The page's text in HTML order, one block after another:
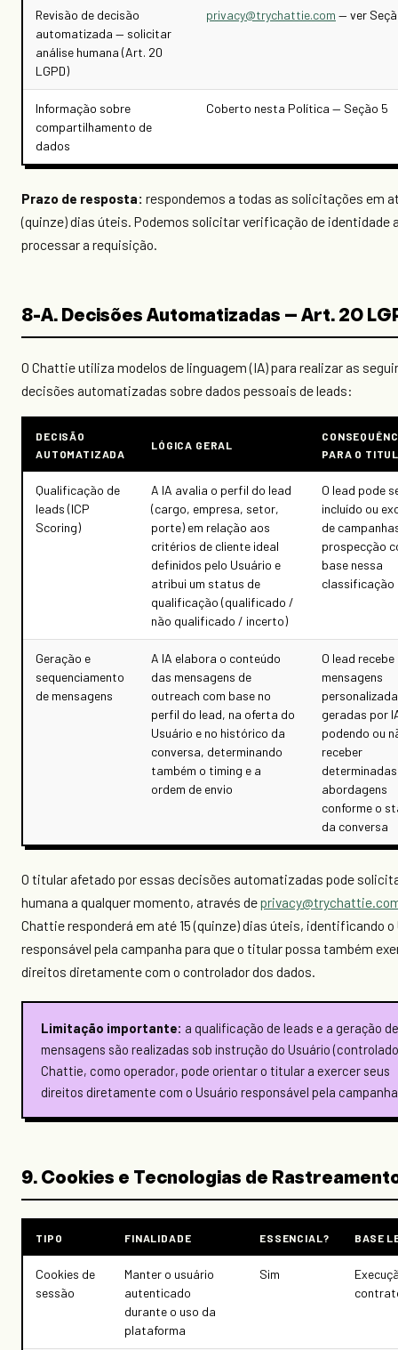
Revisão de decisão
automatizada — solicitar
análise humana (Art. 20
LGPD)
privacy@trychattie.com — ver
Informação sobre
compartilhamento de
dados
Coberto nesta Política — Seção 5
Prazo de resposta: respondemos a todas as solicitações em
(quinze) dias úteis. Podemos solicitar verificação de identidade
processar a requisição.
8-A. Decisões Automatizadas — Art. 20
O Chattie utiliza modelos de linguagem (IA) para realizar as
decisões automatizadas sobre dados pessoais de leads:
DECISÃO
AUTOMATIZADA
LÓGICA GERAL
PARA O
Qualificação de
leads (ICP
Scoring)
A IA avalia o perfil do lead
(cargo, empresa, setor,
porte) em relação aos
critérios de cliente ideal
definidos pelo Usuário e
atribui um status de
qualificação (qualificado /
não qualificado / incerto)
O lead pode
incluído ou
de
prospecção
base nessa
classificação
Geração e
sequenciamento
de mensagens
A IA elabora o conteúdo
das mensagens de
outreach com base no
perfil do lead, na oferta do
Usuário e no histórico da
conversa, determinando
também o timing e a
ordem de envio
O lead recebe
mensagens
geradas por
podendo ou
receber
determinadas
abordagens
conforme o
da conversa
O titular afetado por essas decisões automatizadas pode
humana a qualquer momento, através de
Chattie responderá em até 15 (quinze) dias úteis, identificando o
responsável pela campanha para que o titular possa também
direitos diretamente com o controlador dos dados.
Limitação importante: a qualificação de leads e a geração de
mensagens são realizadas sob instrução do Usuário
Chattie, como operador, pode orientar o titular a exercer seus
direitos diretamente com o Usuário responsável pela
9. Cookies e Tecnologias de
TIPO FINALIDADE ESSENCIAL? BASE
Cookies de
sessão
Manter o usuário
autenticado
durante o uso da
plataforma
Sim